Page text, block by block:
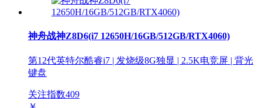
神舟战神Z8D6(i7 12650H/16GB/512GB/RTX4060)
第12代英特尔酷睿i7 | 发烧级8G独显 | 2.5K电竞屏 | 背光
键盘
关注指数409